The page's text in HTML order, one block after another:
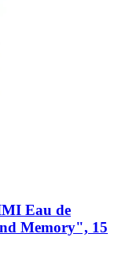
Eau de
Memory", 15